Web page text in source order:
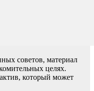
советов, материал
целях.
который может